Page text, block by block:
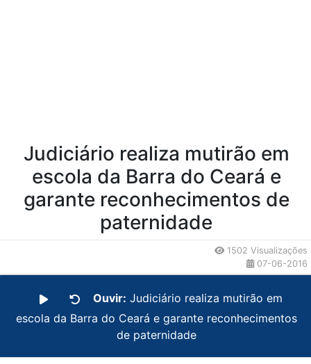
Judiciário realiza mutirão em
escola da Barra do Ceará e
garante reconhecimentos de
paternidade
1502 Visualizações
07-06-2016
Ouvir: Judiciário realiza mutirão em
escola da Barra do Ceará e garante reconhecimentos
de paternidade